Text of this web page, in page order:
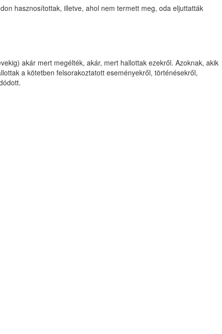
hasznosítottak, illetve, ahol nem termett meg, oda eljuttatták
akár mert megélték, akár, mert hallottak ezekről. Azoknak, akik
a kötetben felsorakoztatott eseményekről, történésekről,